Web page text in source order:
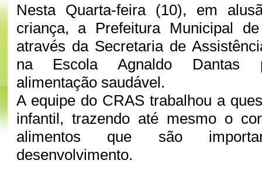
Nesta Quarta-feira (10), em
criança, a Prefeitura Municipal
através da Secretaria de
na Escola Agnaldo Dantas
alimentação saudável.
A equipe do CRAS trabalhou a
infantil, trazendo até mesmo o
alimentos que são
desenvolvimento.